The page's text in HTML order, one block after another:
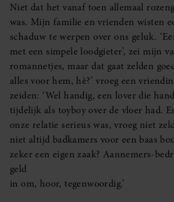
Niet dat het vanaf toen allemaal
was. Mijn familie en vrienden wisten
schaduw te werpen over ons geluk.
met een simpele loodgieter’, zei mijn
romannetjes, maar dat gaat zelden
alles voor hem, hè?’ vroeg een
zeiden: ‘Wel handig, een lover die
tijdelijk als toyboy over de vloer had.
onze relatie serieus was, vroeg niet
niet altijd badkamers voor een baas
zeker een eigen zaak? Aannemers-
geld
in om, hoor, tegenwoordig.’